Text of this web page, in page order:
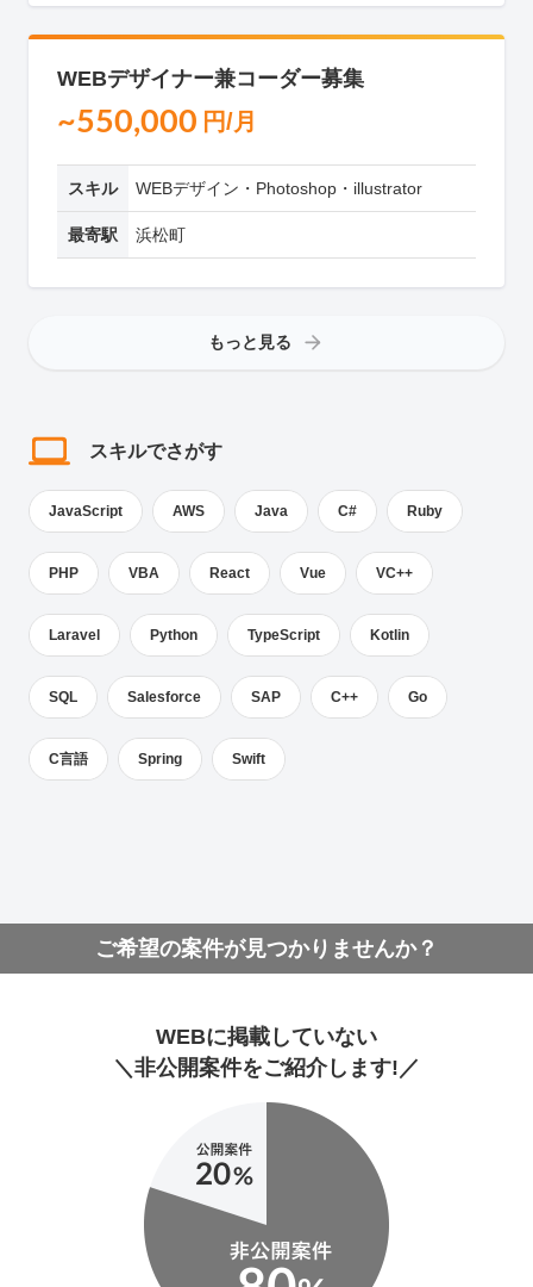
WEBデザイナー兼コーダー募集
~550,000 円/月
スキル WEBデザイン・Photoshop・illustrator
最寄駅 浜松町
もっと見る
スキルでさがす
JavaScript AWS Java C# Ruby
PHP VBA React Vue VC++
Laravel Python TypeScript Kotlin
SQL Salesforce SAP C++ Go
C言語 Spring Swift
ご希望の案件が見つかりませんか？
WEBに掲載していない
＼非公開案件をご紹介します!／